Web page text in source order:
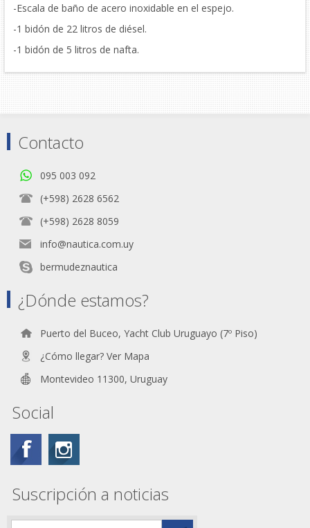
-Escala de baño de acero inoxidable en el espejo.
-1 bidón de 22 litros de diésel.
-1 bidón de 5 litros de nafta.
Contacto
095 003 092
(+598) 2628 6562
(+598) 2628 8059
info@nautica.com.uy
bermudeznautica
¿Dónde estamos?
Puerto del Buceo, Yacht Club Uruguayo (7º Piso)
¿Cómo llegar? Ver Mapa
Montevideo 11300, Uruguay
Social
Suscripción a noticias